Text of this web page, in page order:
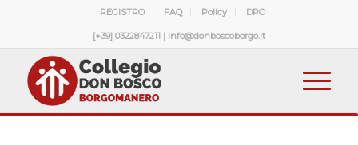
REGISTRO FAQ Policy DPO
[+39] 0322847211 | info@donboscoborgo.it